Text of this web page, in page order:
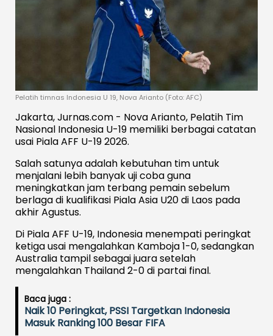
Pelatih timnas Indonesia U 19, Nova Arianto (Foto: AFC)
Jakarta, Jurnas.com - Nova Arianto, Pelatih Tim
Nasional Indonesia U-19 memiliki berbagai catatan
usai Piala AFF U-19 2026.
Salah satunya adalah kebutuhan tim untuk
menjalani lebih banyak uji coba guna
meningkatkan jam terbang pemain sebelum
berlaga di kualifikasi Piala Asia U20 di Laos pada
akhir Agustus.
Di Piala AFF U-19, Indonesia menempati peringkat
ketiga usai mengalahkan Kamboja 1-0, sedangkan
Australia tampil sebagai juara setelah
mengalahkan Thailand 2-0 di partai final.
Baca juga :
Naik 10 Peringkat, PSSI Targetkan Indonesia
Masuk Ranking 100 Besar FIFA